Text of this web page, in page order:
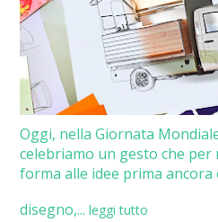
Oggi, nella Giornata
celebriamo un gesto che per
forma alle idee prima
disegno,... leggi tutto